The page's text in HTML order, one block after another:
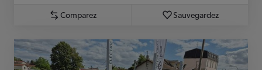
Comparez Sauvegardez